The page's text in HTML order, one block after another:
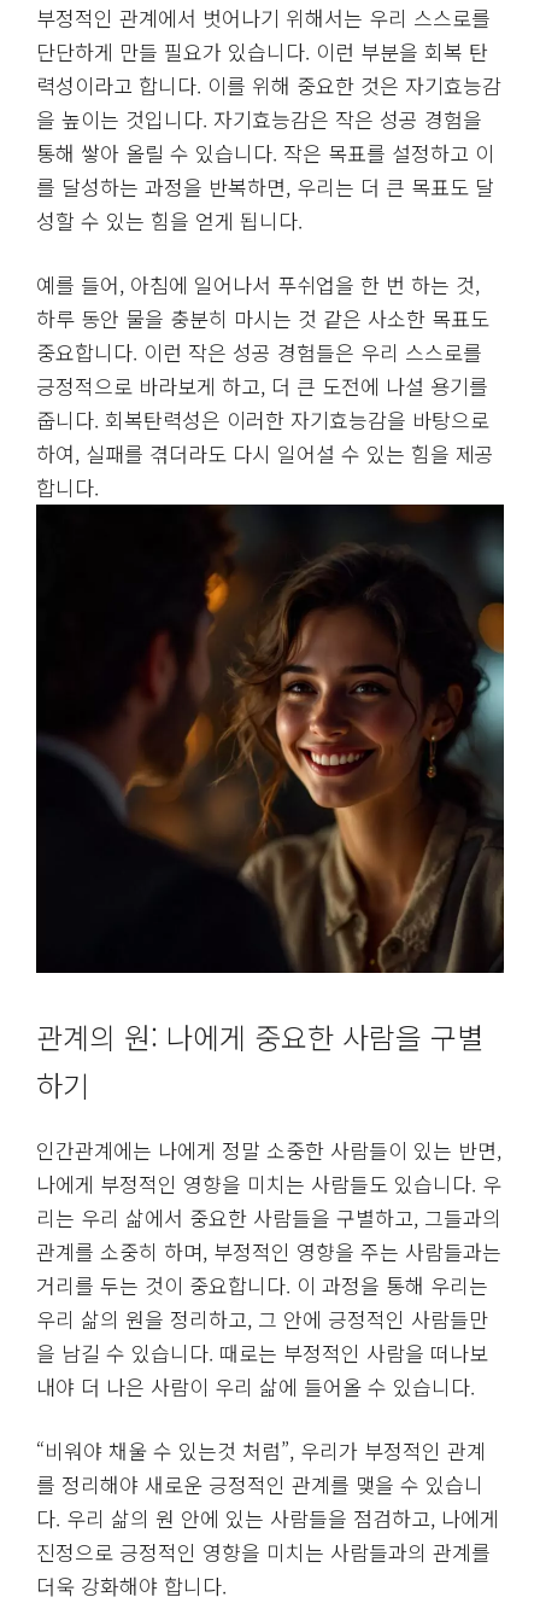
부정적인 관계에서 벗어나기 위해서는 우리 스스로를
단단하게 만들 필요가 있습니다. 이런 부분을 회복 탄
력성이라고 합니다. 이를 위해 중요한 것은 자기효능감
을 높이는 것입니다. 자기효능감은 작은 성공 경험을
통해 쌓아 올릴 수 있습니다. 작은 목표를 설정하고 이
를 달성하는 과정을 반복하면, 우리는 더 큰 목표도 달
성할 수 있는 힘을 얻게 됩니다.
예를 들어, 아침에 일어나서 푸쉬업을 한 번 하는 것,
하루 동안 물을 충분히 마시는 것 같은 사소한 목표도
중요합니다. 이런 작은 성공 경험들은 우리 스스로를
긍정적으로 바라보게 하고, 더 큰 도전에 나설 용기를
줍니다. 회복탄력성은 이러한 자기효능감을 바탕으로
하여, 실패를 겪더라도 다시 일어설 수 있는 힘을 제공
합니다.
관계의 원: 나에게 중요한 사람을 구별
하기
인간관계에는 나에게 정말 소중한 사람들이 있는 반면,
나에게 부정적인 영향을 미치는 사람들도 있습니다. 우
리는 우리 삶에서 중요한 사람들을 구별하고, 그들과의
관계를 소중히 하며, 부정적인 영향을 주는 사람들과는
거리를 두는 것이 중요합니다. 이 과정을 통해 우리는
우리 삶의 원을 정리하고, 그 안에 긍정적인 사람들만
을 남길 수 있습니다. 때로는 부정적인 사람을 떠나보
내야 더 나은 사람이 우리 삶에 들어올 수 있습니다.
“비워야 채울 수 있는것 처럼”, 우리가 부정적인 관계
를 정리해야 새로운 긍정적인 관계를 맺을 수 있습니
다. 우리 삶의 원 안에 있는 사람들을 점검하고, 나에게
진정으로 긍정적인 영향을 미치는 사람들과의 관계를
더욱 강화해야 합니다.